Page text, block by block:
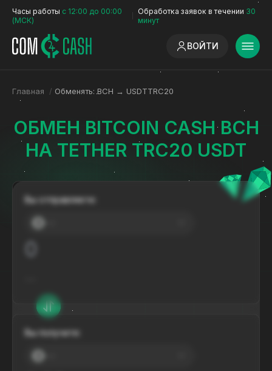
Часы работы с 12:00 до 00:00
(МСК)
Обработка заявок в течении 30
минут
ВОЙТИ
Главная / Обменять: BCH → USDTTRC20
ОБМЕН BITCOIN CASH BCH
НА TETHER TRC20 USDT
Вы отправляете:
Вы получите: